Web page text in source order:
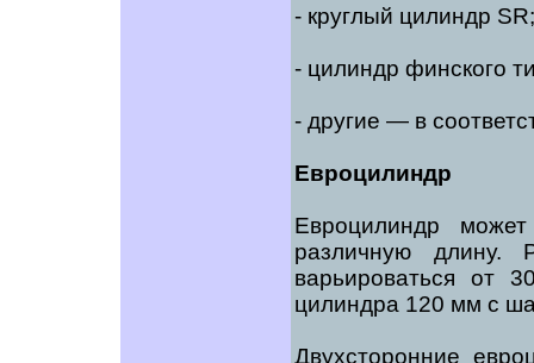
- круглый цилиндр SR;
- цилиндр финского
- другие — в
Евроцилиндр
Евроцилиндр
различную
варьироваться от
цилиндра 120 мм с
Двухсторонние